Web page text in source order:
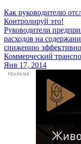
Как руководителю
Контролируй это!
Руководители
расходов на
снижению
Коммерческий
Янв 17, 2014
РЕКЛАМА